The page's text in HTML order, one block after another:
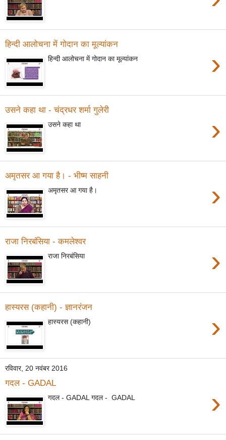
हिन्दी आलोचना में गोदान का मूल्यांकन
›
हिन्दी आलोचना में गोदान का मूल्यांकन
उसने कहा था - चंद्रधर शर्मा गुलेरी
›
उसने कहा था
अमृतसर आ गया है। - भीष्म साहनी
›
अमृतसर आ गया है।
राजा निरबंसिया - कमलेश्वर
›
राजा निरबंसिया
हास्यरस (कहानी) - ज्ञानरंजन
›
हास्यरस (कहानी)
रविवार, 20 नवंबर 2016
गदल - GADAL
›
गदल - GADAL गदल - GADAL